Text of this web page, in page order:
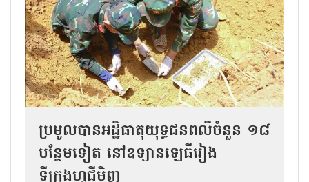
ប្រមូលបានអដ្ឋិធាតុយុទ្ធជនពលីចំនួន ១៨
បន្ថែមទៀត នៅឧទ្យានឡេធីរៀង
ទីក្រុងហូជីមិញ